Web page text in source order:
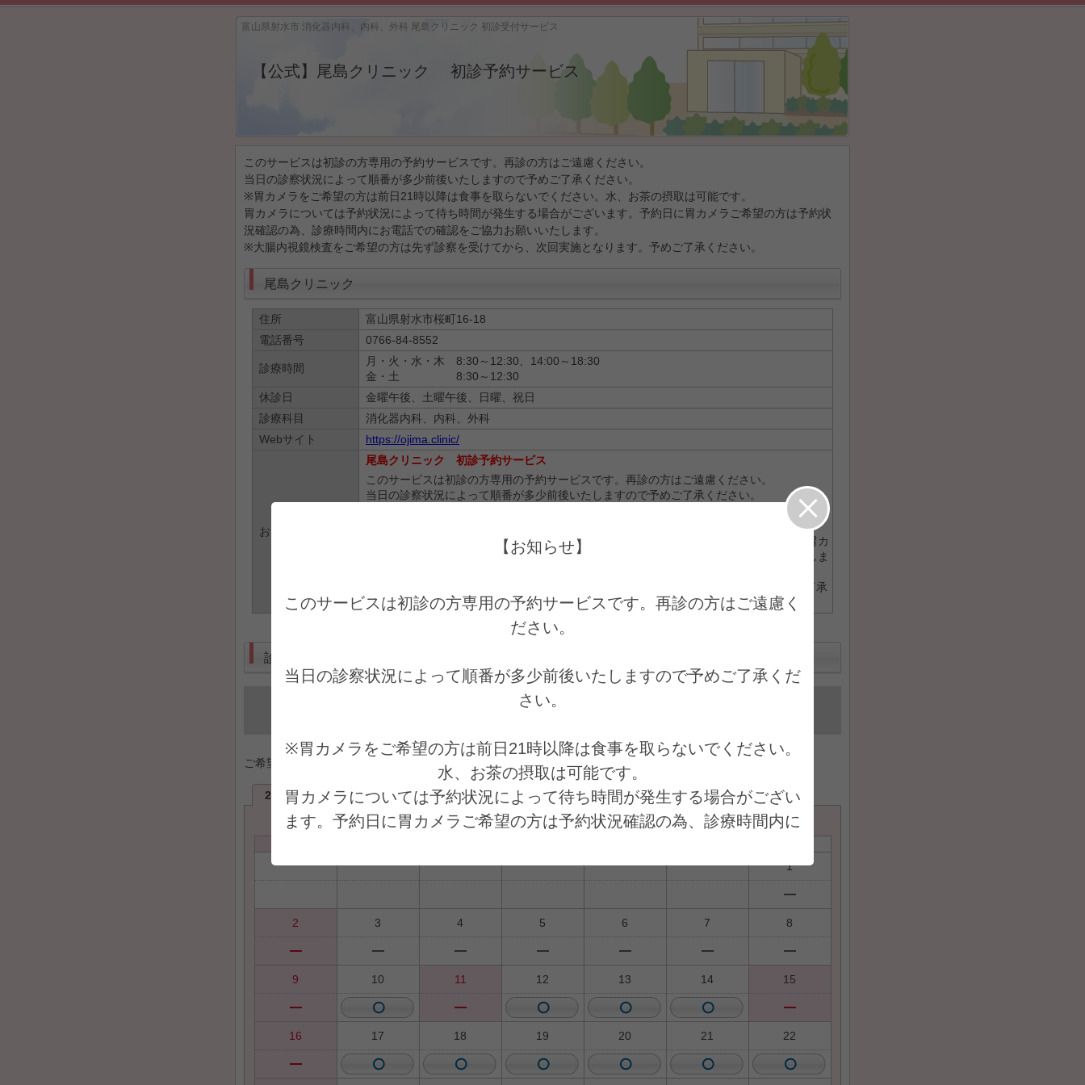
富山県射水市 消化器内科、内科、外科 尾島クリニック 初診受付サービス
【公式】尾島クリニック 初診予約サービス
このサービスは初診の方専用の予約サービスです。再診の方はご遠慮ください。
当日の診察状況によって順番が多少前後いたしますので予めご了承ください。
※胃カメラをご希望の方は前日21時以降は食事を取らないでください。水、お茶の摂取は可能です。
胃カメラについては予約状況によって待ち時間が発生する場合がございます。予約日に胃カメラご希望の方は予約状
況確認の為、診療時間内にお電話での確認をご協力お願いいたします。
※大腸内視鏡検査をご希望の方は先ず診察を受けてから、次回実施となります。予めご了承ください。
尾島クリニック
住所
富山県射水市桜町16-18
電話番号
0766-84-8552
診療時間
月・火・水・木 8:30～12:30、14:00～18:30
金・土 8:30～12:30
休診日
金曜午後、土曜午後、日曜、祝日
診療科目
消化器内科、内科、外科
Webサイト
https://ojima.clinic/
お知らせ
尾島クリニック 初診予約サービス
このサービスは初診の方専用の予約サービスです。再診の方はご遠慮ください。
当日の診察状況によって順番が多少前後いたしますので予めご了承ください。
※胃カメラをご希望の方は前日21時以降は食事を取らないでください。水、お茶の摂取は可
胃カメラについては予約状況によって待ち時間が発生する場合がございます。予約日に胃カ
メラご希望の方は予約状況確認の為、診療時間内にお電話での確認をご協力お願いいたしま
※大腸内視鏡検査をご希望の方は先ず診察を受けてから、次回実施となります。予めご了承
ください。
診療受付
ご希望日を選択してください。
2026年8月 2026年9月
2026年8月
1
2 3 4 5 6 7 8
9 10 11 12 13 14 15
16 17 18 19 20 21 22
【お知らせ】
このサービスは初診の方専用の予約サービスです。再診の方はご遠慮く
ださい。
当日の診察状況によって順番が多少前後いたしますので予めご了承くだ
さい。
※胃カメラをご希望の方は前日21時以降は食事を取らないでください。
水、お茶の摂取は可能です。
胃カメラについては予約状況によって待ち時間が発生する場合がござい
ます。予約日に胃カメラご希望の方は予約状況確認の為、診療時間内に
※大腸内視鏡検査をご希望の方は先ず診察を受けてから、次回実施とな
ります。予めご了承ください。